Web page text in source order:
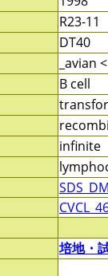
R23-11
DT40
_avian
B cell
infinite
培地・